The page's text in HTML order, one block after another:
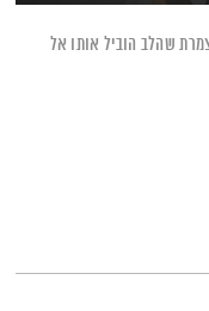
שהלב הוביל אותו אל